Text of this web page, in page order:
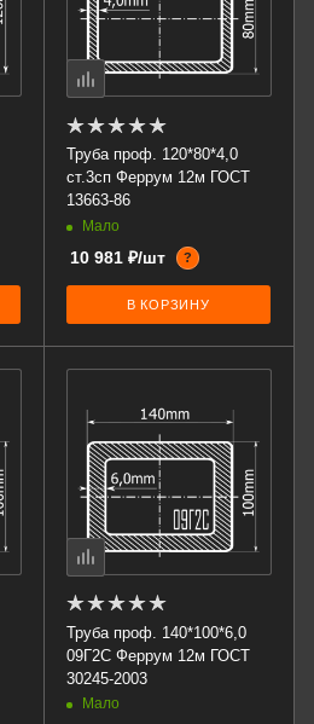
Труба проф. 120*80*4,0
ст.3сп Феррум 12м ГОСТ
13663-86
Мало
10 981 ₽/шт ?
В КОРЗИНУ
Труба проф. 140*100*6,0
09Г2С Феррум 12м ГОСТ
30245-2003
Мало